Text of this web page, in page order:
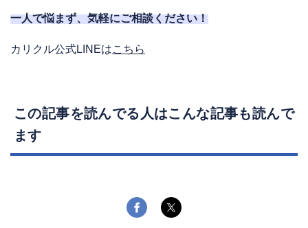
一人で悩まず、気軽にご相談ください！
カリクル公式LINEはこちら
この記事を読んでる人はこんな記事も読んで
ます